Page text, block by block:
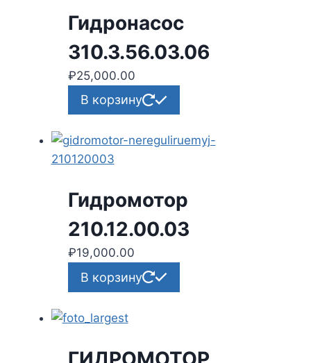
Гидронасос
310.3.56.03.06
₽25,000.00
В корзину
Гидромотор
210.12.00.03
₽19,000.00
В корзину